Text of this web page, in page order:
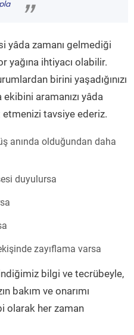
”
yâda zamanı gelmediği
yağına ihtiyacı olabilir.
birini yaşadığınızı
aramanızı yâda
tavsiye ederiz.
anında olduğundan daha
duyulursa
zayıflama varsa
bilgi ve tecrübeyle,
bakım ve onarımı
olarak her zaman